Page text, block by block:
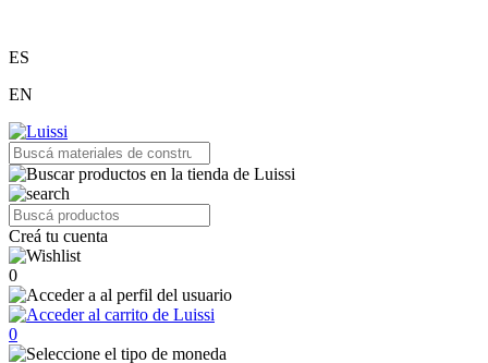
ES
EN
Creá tu cuenta
0
0